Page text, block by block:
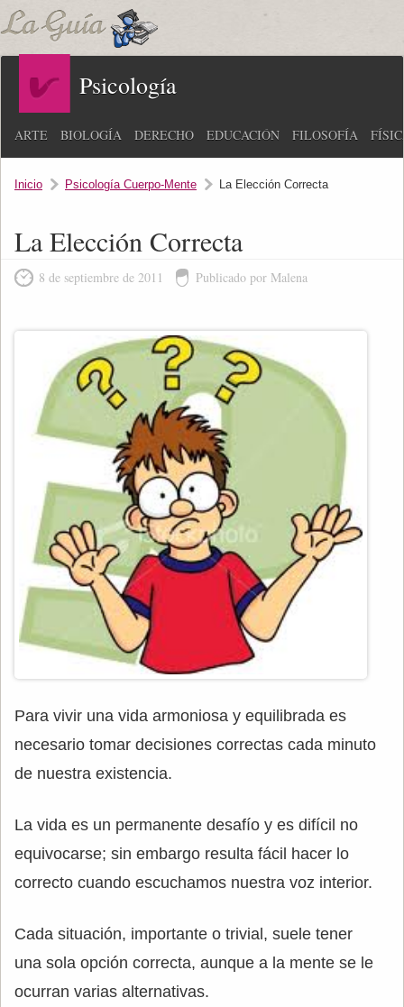
Psicología
ARTE BIOLOGÍA DERECHO EDUCACIÓN FILOSOFÍA
Inicio Psicología Cuerpo-Mente La Elección Correcta
La Elección Correcta
8 de septiembre de 2011 Publicado por Malena
Para vivir una vida armoniosa y equilibrada es
necesario tomar decisiones correctas cada minuto
de nuestra existencia.
La vida es un permanente desafío y es difícil no
equivocarse; sin embargo resulta fácil hacer lo
correcto cuando escuchamos nuestra voz interior.
Cada situación, importante o trivial, suele tener
una sola opción correcta, aunque a la mente se le
ocurran varias alternativas.